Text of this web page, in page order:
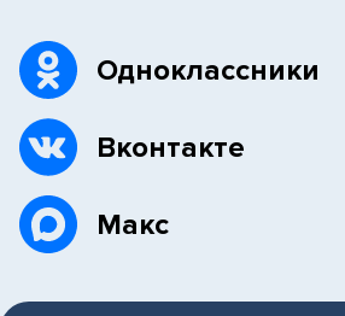
Одноклассники
Вконтакте
Макс